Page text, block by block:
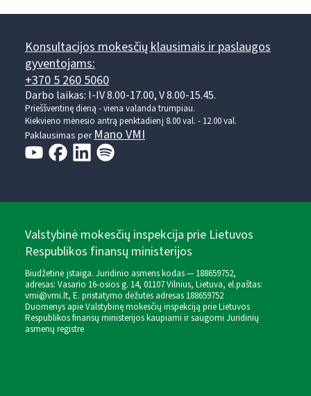
Konsultacijos mokesčių klausimais ir paslaugos
gyventojams:
+370 5 260 5060
Darbo laikas: I-IV 8.00-17.00, V 8.00-15.45.
Prieššventinę dieną - viena valanda trumpiau.
Kiekvieno mėnesio antrą penktadienį 8.00 val. - 12.00 val.
Paklausimas perMano VMI
Valstybinė mokesčių inspekcija prie Lietuvos
Respublikos finansų ministerijos
Biudžetinė įstaiga. Juridinio asmens kodas — 188659752,
adresas: Vasario 16-osios g. 14, 01107 Vilnius, Lietuva, el.paštas:
vmi@vmi.lt, E. pristatymo dėžutės adresas 188659752
Duomenys apie Valstybinę mokesčių inspekciją prie Lietuvos
Respublikos finansų ministerijos kaupiami ir saugomi Juridinių
asmenų registre